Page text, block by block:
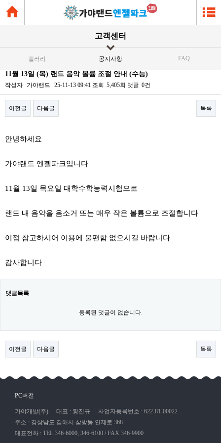
고객센터
갤러리 공지사항 FAQ
11월 13일 (목) 랜드 음악 볼륨 조절 안내 (수능)
작성자 가야랜드 25-11-13 09:41 조회 5,405회 댓글 0건
이전글 다음글 목록
안녕하세요
가야랜드 엔젤파크입니다
11월 13일 목요일 대학수학능력시험으로
랜드 내 음악을 음소거 또는 매우 작은 볼륨으로 조절합니다
이점 참고하시어 이용에 불편함 없으시길 바랍니다
감사합니다
댓글목록
등록된 댓글이 없습니다.
이전글 다음글 목록
PC버전
가야개발(주) 대표 : 황진규
사업자등록번호 : 622-81-00022
주소 : 경상남도 김해시 삼방동 인제로 368
대표전화 : TEL 346-6000, 346-6100 / FAX 346-9900